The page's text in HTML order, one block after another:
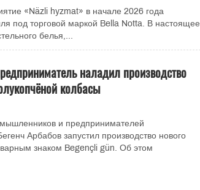
«Näzli hyzmat» в начале 2026 года
под торговой маркой Bella Notta. В настоящее
белья,...
наладил производство
колбасы
и предпринимателей
Арбабов запустил производство нового
знаком Begençli gün. Об этом